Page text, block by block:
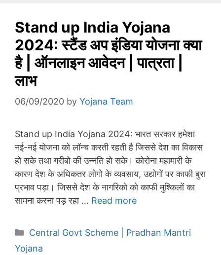
Stand up India Yojana
2024: स्टैंड अप इंडिया योजना क्या
है | ऑनलाइन आवेदन | पात्रता |
लाभ
06/09/2020 by Yojana Team
Stand up India Yojana 2024: भारत सरकार हमेशा
नई-नई योजना को लॉन्च करती रहती है जिससे देश का विकास
हो सके तथा गरीबो की उन्नति हो सके। कोरोना महामारी के
कारण देश के अधिकतर लोगो के व्यवसाय, उद्योगों पर काफी बुरा
प्रभाव पड़ा। जिससे देश के नागरिको को काफी मुश्किलों का
सामना करना पड़ रहा … Read more
Categories
Central Govt Scheme | Pradhan Mantri
Yojana